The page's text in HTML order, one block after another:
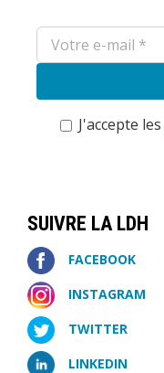
J'accepte les
SUIVRE LA LDH
FACEBOOK
INSTAGRAM
TWITTER
LINKEDIN